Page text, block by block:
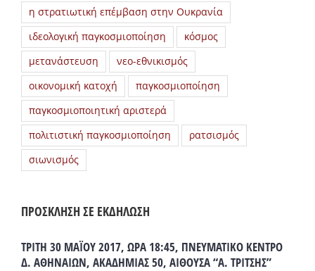
η στρατιωτική επέμβαση στην Ουκρανία
ιδεολογική παγκοσμιοποίηση
κόσμος
μετανάστευση
νεο-εθνικισμός
οικονομική κατοχή
παγκοσμιοποίηση
παγκοσμιοποιητική αριστερά
πολιτιστική παγκοσμιοποίηση
ρατσισμός
σιωνισμός
ΠΡΟΣΚΛΗΣΗ ΣΕ ΕΚΔΗΛΩΣΗ
ΤΡΙΤΗ 30 ΜΑΪΟΥ 2017, ΩΡΑ 18:45, ΠΝΕΥΜΑΤΙΚΟ ΚΕΝΤΡΟ
Δ. ΑΘΗΝΑΙΩΝ, ΑΚΑΔΗΜΙΑΣ 50, ΑΙΘΟΥΣΑ “Α. ΤΡΙΤΣΗΣ”